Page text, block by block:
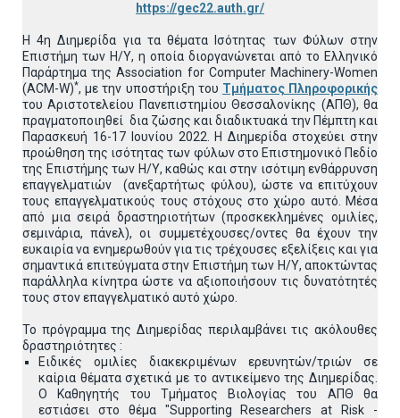
https://gec22.auth.gr/
Η 4η Διημερίδα για τα θέματα Ισότητας των Φύλων στην
Επιστήμη των Η/Υ, η οποία διοργανώνεται από το Ελληνικό
Παράρτημα της Association for Computer Machinery-Women
(ACM-W)*, με την υποστήριξη του Τμήματος Πληροφορικής
του Αριστοτελείου Πανεπιστημίου Θεσσαλονίκης (ΑΠΘ), θα
πραγματοποιηθεί δια ζώσης και διαδικτυακά την Πέμπτη και
Παρασκευή 16-17 Ιουνίου 2022. Η Διημερίδα στοχεύει στην
προώθηση της ισότητας των φύλων στο Επιστημονικό Πεδίο
της Επιστήμης των Η/Υ, καθώς και στην ισότιμη ενθάρρυνση
επαγγελματιών (ανεξαρτήτως φύλου), ώστε να επιτύχουν
τους επαγγελματικούς τους στόχους στο χώρο αυτό. Μέσα
από μια σειρά δραστηριοτήτων (προσκεκλημένες ομιλίες,
σεμινάρια, πάνελ), οι συμμετέχουσες/οντες θα έχουν την
ευκαιρία να ενημερωθούν για τις τρέχουσες εξελίξεις και για
σημαντικά επιτεύγματα στην Επιστήμη των Η/Υ, αποκτώντας
παράλληλα κίνητρα ώστε να αξιοποιήσουν τις δυνατότητές
τους στον επαγγελματικό αυτό χώρο.
Το πρόγραμμα της Διημερίδας περιλαμβάνει τις ακόλουθες
δραστηριότητες :
Ειδικές ομιλίες διακεκριμένων ερευνητών/τριών σε
καίρια θέματα σχετικά με το αντικείμενο της Διημερίδας.
Ο Καθηγητής του Τμήματος Βιολογίας του ΑΠΘ θα
εστιάσει στο θέμα "Supporting Researchers at Risk -